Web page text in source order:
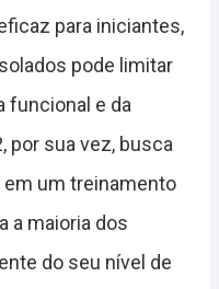
para iniciantes,
pode limitar
funcional e da
por sua vez, busca
um treinamento
a maioria dos
do seu nível de